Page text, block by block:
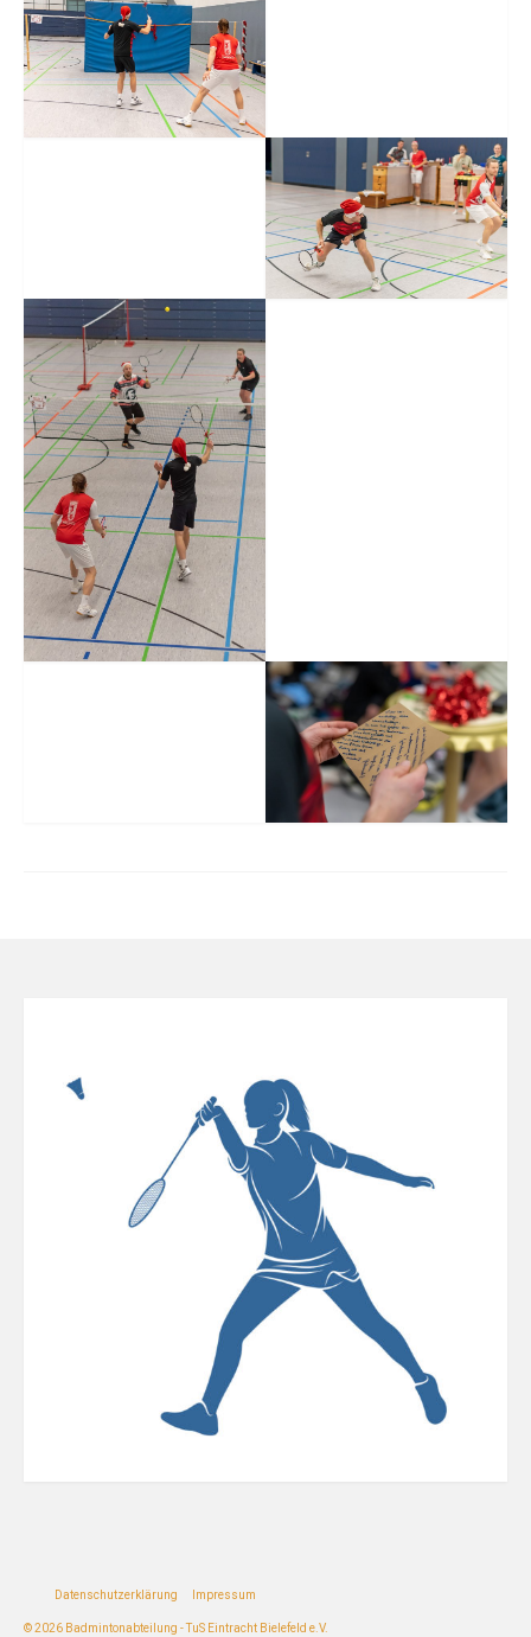
Datenschutzerklärung Impressum
© 2026 Badmintonabteilung - TuS Eintracht Bielefeld e.V.